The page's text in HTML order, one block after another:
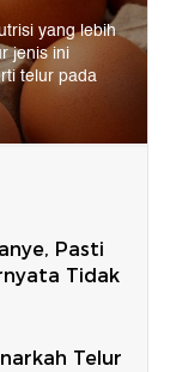
yang lebih
jenis ini
telur pada
Pasti
Tidak
Telur